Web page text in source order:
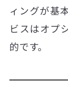
ィングが基
ビスはオプ
的です。